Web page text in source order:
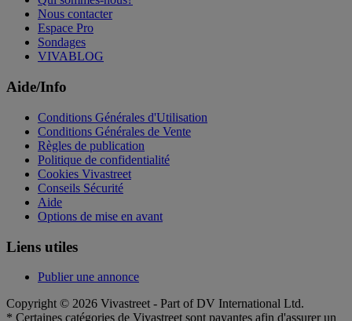
Nous contacter
Espace Pro
Sondages
VIVABLOG
Aide/Info
Conditions Générales d'Utilisation
Conditions Générales de Vente
Règles de publication
Politique de confidentialité
Cookies Vivastreet
Conseils Sécurité
Aide
Options de mise en avant
Liens utiles
Publier une annonce
Copyright © 2026 Vivastreet - Part of DV International Ltd.
* Certaines catégories de Vivastreet sont payantes afin d'assurer un